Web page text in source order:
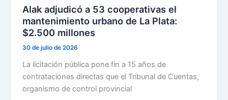
Alak adjudicó a 53 cooperativas el
mantenimiento urbano de La Plata:
$2.500 millones
30 de julio de 2026
La licitación pública pone fin a 15 años de
contrataciones directas que el Tribunal de Cuentas,
organismo de control provincial